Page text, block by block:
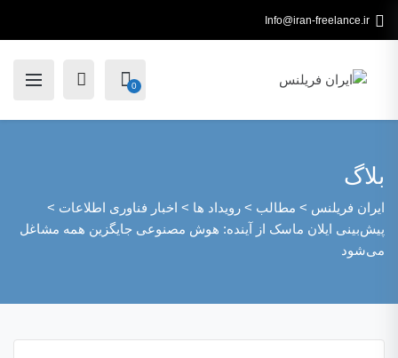
Info@iran-freelance.ir
0
بلاگ
ایران فریلنس > مطالب > رویداد ها > اخبار فناوری اطلاعات >
پیش‌بینی ایلان ماسک از آینده: هوش مصنوعی جایگزین همه مشاغل
می‌شود